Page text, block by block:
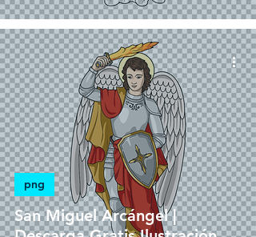
San Miguel Arcángel |
png